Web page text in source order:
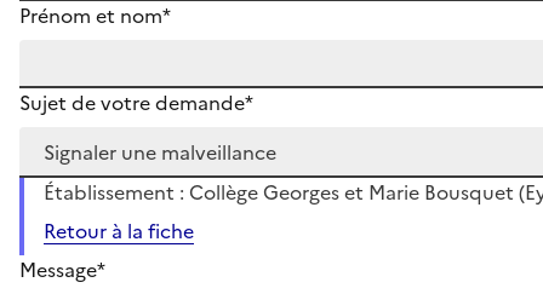
Prénom et nom*
Sujet de votre demande*
Établissement : Collège Georges et Marie Bousquet
Retour à la fiche
Message*